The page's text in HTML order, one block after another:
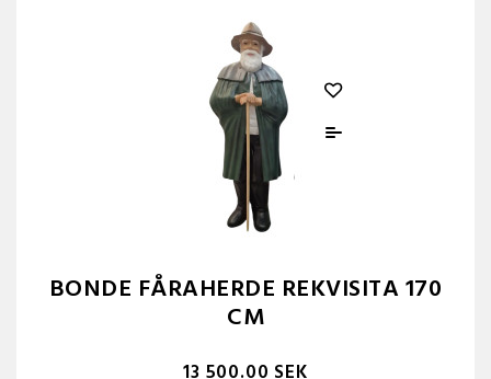
BONDE FÅRAHERDE REKVISITA 170
CM
13 500.00 SEK